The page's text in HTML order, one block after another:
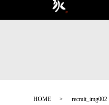
HOME recruit_img002